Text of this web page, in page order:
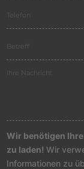
Wir benötigen
zu laden!Wir
Informationen zu